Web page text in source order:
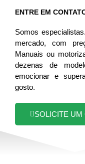
ENTRE EM
Somos
mercado, com
Manuais ou
dezenas de
emocionar e
gosto.
SOLICITE